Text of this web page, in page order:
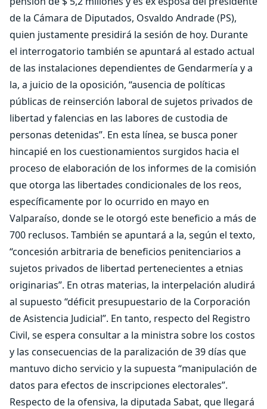
de la Cámara de Diputados, Osvaldo Andrade (PS),
quien justamente presidirá la sesión de hoy. Durante
el interrogatorio también se apuntará al estado actual
de las instalaciones dependientes de Gendarmería y a
la, a juicio de la oposición, “ausencia de políticas
públicas de reinserción laboral de sujetos privados de
libertad y falencias en las labores de custodia de
personas detenidas”. En esta línea, se busca poner
hincapié en los cuestionamientos surgidos hacia el
proceso de elaboración de los informes de la comisión
que otorga las libertades condicionales de los reos,
específicamente por lo ocurrido en mayo en
Valparaíso, donde se le otorgó este beneficio a más de
700 reclusos. También se apuntará a la, según el texto,
“concesión arbitraria de beneficios penitenciarios a
sujetos privados de libertad pertenecientes a etnias
originarias”. En otras materias, la interpelación aludirá
al supuesto “déficit presupuestario de la Corporación
de Asistencia Judicial”. En tanto, respecto del Registro
Civil, se espera consultar a la ministra sobre los costos
y las consecuencias de la paralización de 39 días que
mantuvo dicho servicio y la supuesta “manipulación de
datos para efectos de inscripciones electorales”.
Respecto de la ofensiva, la diputada Sabat, que llegará